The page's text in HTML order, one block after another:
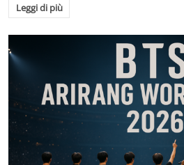
Leggi di più